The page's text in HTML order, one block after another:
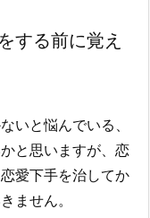
する前に覚え
いと悩んでいる、
と思いますが、恋
愛下手を治してか
ません。